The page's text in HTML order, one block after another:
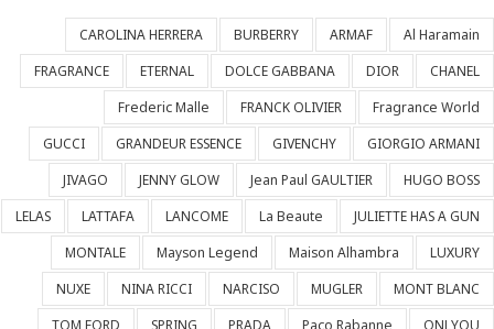
Al Haramain
ARMAF
BURBERRY
CAROLINA HERRERA
CHANEL
DIOR
DOLCE GABBANA
ETERNAL
FRAGRANCE
Fragrance World
FRANCK OLIVIER
Frederic Malle
GIORGIO ARMANI
GIVENCHY
GRANDEUR ESSENCE
GUCCI
HUGO BOSS
Jean Paul GAULTIER
JENNY GLOW
JIVAGO
JULIETTE HAS A GUN
La Beaute
LANCOME
LATTAFA
LELAS
LUXURY
Maison Alhambra
Mayson Legend
MONTALE
MONT BLANC
MUGLER
NARCISO
NINA RICCI
NUXE
ONLYOU
Paco Rabanne
PRADA
SPRING
TOM FORD